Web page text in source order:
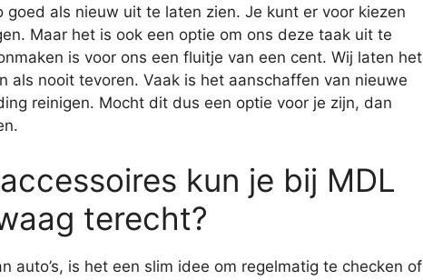
als nieuw uit te laten zien. Je kunt er voor kiezen
Maar het is ook een optie om ons deze taak uit te
is voor ons een fluitje van een cent. Wij laten het
als nooit tevoren. Vaak is het aanschaffen van nieuwe
reinigen. Mocht dit dus een optie voor je zijn, dan
kun je bij MDL
terecht?
auto’s, is het een slim idee om regelmatig te checken of